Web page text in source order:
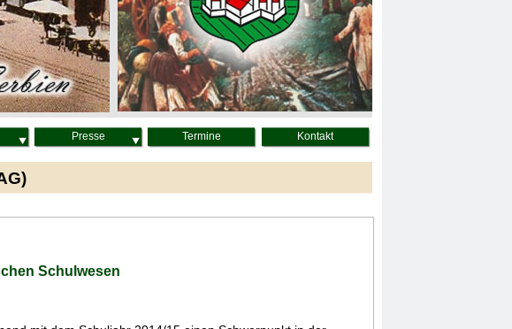
Presse Termine Kontakt
Schulwesen